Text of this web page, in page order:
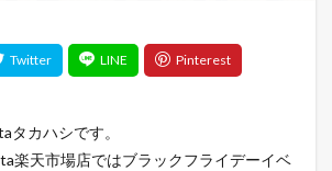
タカハシです。
楽天市場店ではブラックフライデーイベ